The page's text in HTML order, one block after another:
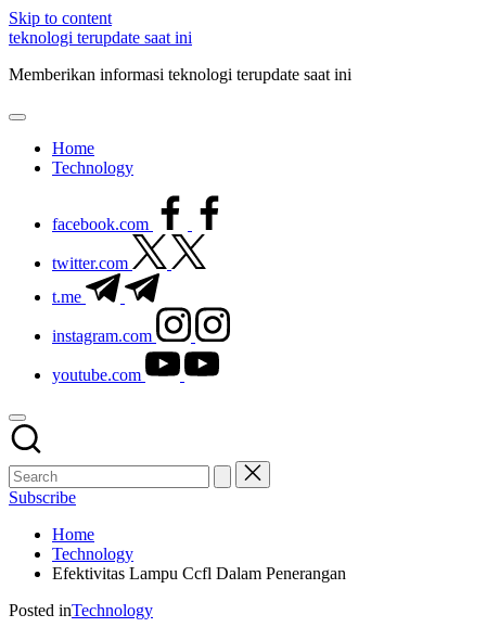
Skip to content
teknologi terupdate saat ini
Memberikan informasi teknologi terupdate saat ini
Home
Technology
facebook.com
twitter.com
t.me
instagram.com
youtube.com
Subscribe
Home
Technology
Efektivitas Lampu Ccfl Dalam Penerangan
Posted inTechnology